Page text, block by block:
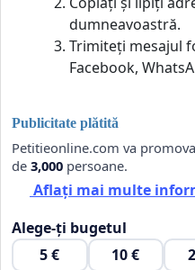
dumneavoastră.
Trimiteți mesajul
Facebook,
Publicitate plătită
Petitieonline.com va
de 3,000 persoane.
Aflați mai multe
Alege-ți bugetul
5 €
10 €